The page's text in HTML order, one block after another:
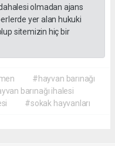
olmadan ajans
yer alan hukuki
sitemizin hiç bir
#hayvan barınağı
barınağı ihalesi
#sokak hayvanları